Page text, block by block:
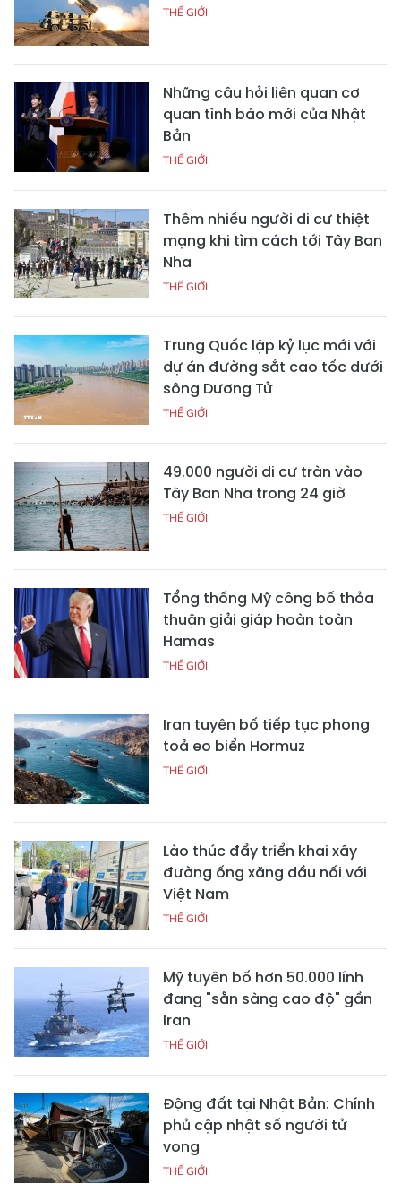
THẾ GIỚI
Những câu hỏi liên quan cơ
quan tình báo mới của Nhật
Bản
THẾ GIỚI
Thêm nhiều người di cư thiệt
mạng khi tìm cách tới Tây Ban
Nha
THẾ GIỚI
Trung Quốc lập kỷ lục mới với
dự án đường sắt cao tốc dưới
sông Dương Tử
THẾ GIỚI
49.000 người di cư tràn vào
Tây Ban Nha trong 24 giờ
THẾ GIỚI
Tổng thống Mỹ công bố thỏa
thuận giải giáp hoàn toàn
Hamas
THẾ GIỚI
Iran tuyên bố tiếp tục phong
toả eo biển Hormuz
THẾ GIỚI
Lào thúc đẩy triển khai xây
đường ống xăng dầu nối với
Việt Nam
THẾ GIỚI
Mỹ tuyên bố hơn 50.000 lính
đang "sẵn sàng cao độ" gần
Iran
THẾ GIỚI
Động đất tại Nhật Bản: Chính
phủ cập nhật số người tử
vong
THẾ GIỚI